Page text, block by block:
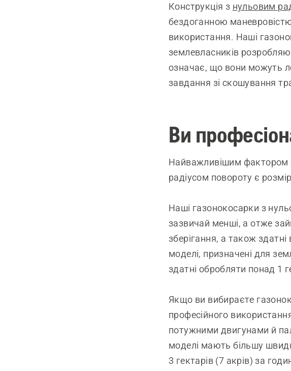
Конструкція з нульовим
бездоганною
використання. Наші
землевласників
означає, що вони можуть
завдання зі скошування
Ви
Найважливішим фактором
радіусом повороту є
Наші газонокосарки з
зазвичай менші, а отже
зберігання, а також
моделі, призначені для
здатні обробляти понад 1
Якщо ви вибираєте
професійного
потужними двигунами й
моделі мають більшу
3 гектарів (7 акрів) за